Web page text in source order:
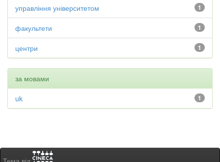
1
управління університетом
1
факультети
1
центри
за мовами
1
uk